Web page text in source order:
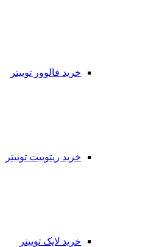
خرید فالوور توییتر
خرید ریتوییت توییتر
خرید لایک توییتر